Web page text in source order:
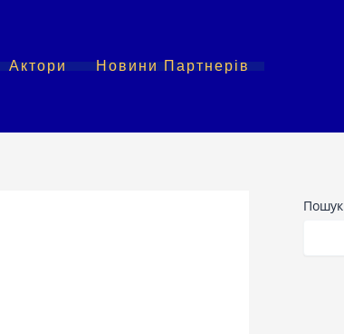
Актори Новини Партнерів
Пошук